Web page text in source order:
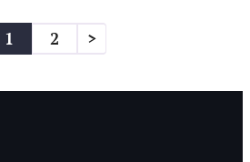
Artikkelien
sivutus
1 2 >